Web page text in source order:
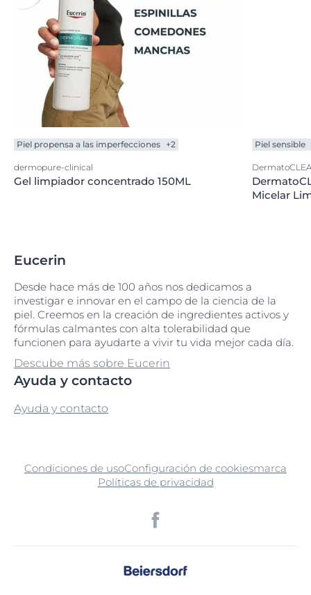
Piel propensa a las imperfecciones +2
dermopure-clinical
Gel limpiador concentrado 150ML
Piel sensible
Micelar
Eucerin
Desde hace más de 100 años nos dedicamos a
investigar e innovar en el campo de la ciencia de la
piel. Creemos en la creación de ingredientes activos y
fórmulas calmantes con alta tolerabilidad que
funcionen para ayudarte a vivir tu vida mejor cada día.
Descube más sobre Eucerin
Ayuda y contacto
Ayuda y contacto
Condiciones de usoConfiguración de cookiesmarca
Políticas de privacidad